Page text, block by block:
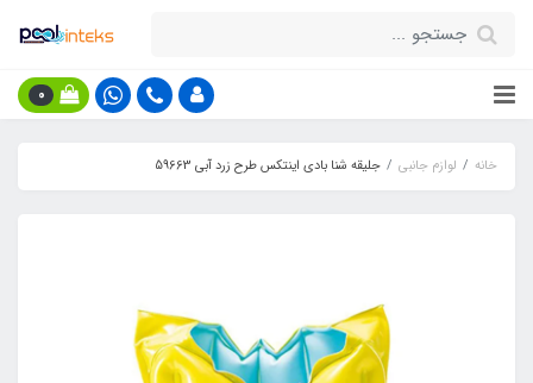
0
خانه لوازم جانبی جلیقه شنا بادی اینتکس طرح زرد آبی 59663